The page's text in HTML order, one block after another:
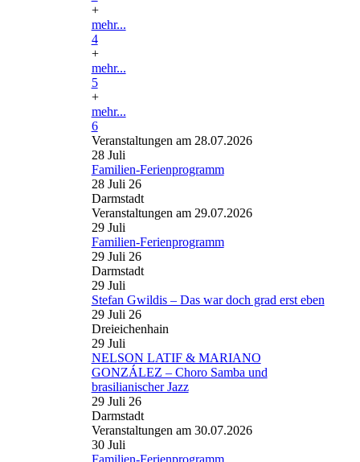
+
mehr...
4
+
mehr...
5
+
mehr...
6
Veranstaltungen am 28.07.2026
28 Juli
Familien-Ferienprogramm
28 Juli 26
Darmstadt
Veranstaltungen am 29.07.2026
29 Juli
Familien-Ferienprogramm
29 Juli 26
Darmstadt
29 Juli
Stefan Gwildis – Das war doch grad erst eben
29 Juli 26
Dreieichenhain
29 Juli
NELSON LATIF & MARIANO
GONZÁLEZ – Choro Samba und
brasilianischer Jazz
29 Juli 26
Darmstadt
Veranstaltungen am 30.07.2026
30 Juli